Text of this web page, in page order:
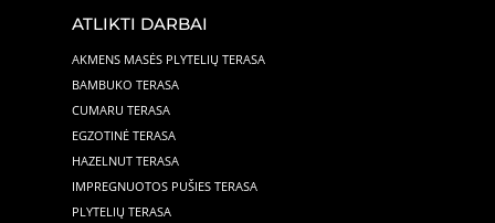
ATLIKTI DARBAI
AKMENS MASĖS PLYTELIŲ TERASA
BAMBUKO TERASA
CUMARU TERASA
EGZOTINĖ TERASA
HAZELNUT TERASA
IMPREGNUOTOS PUŠIES TERASA
PLYTELIŲ TERASA